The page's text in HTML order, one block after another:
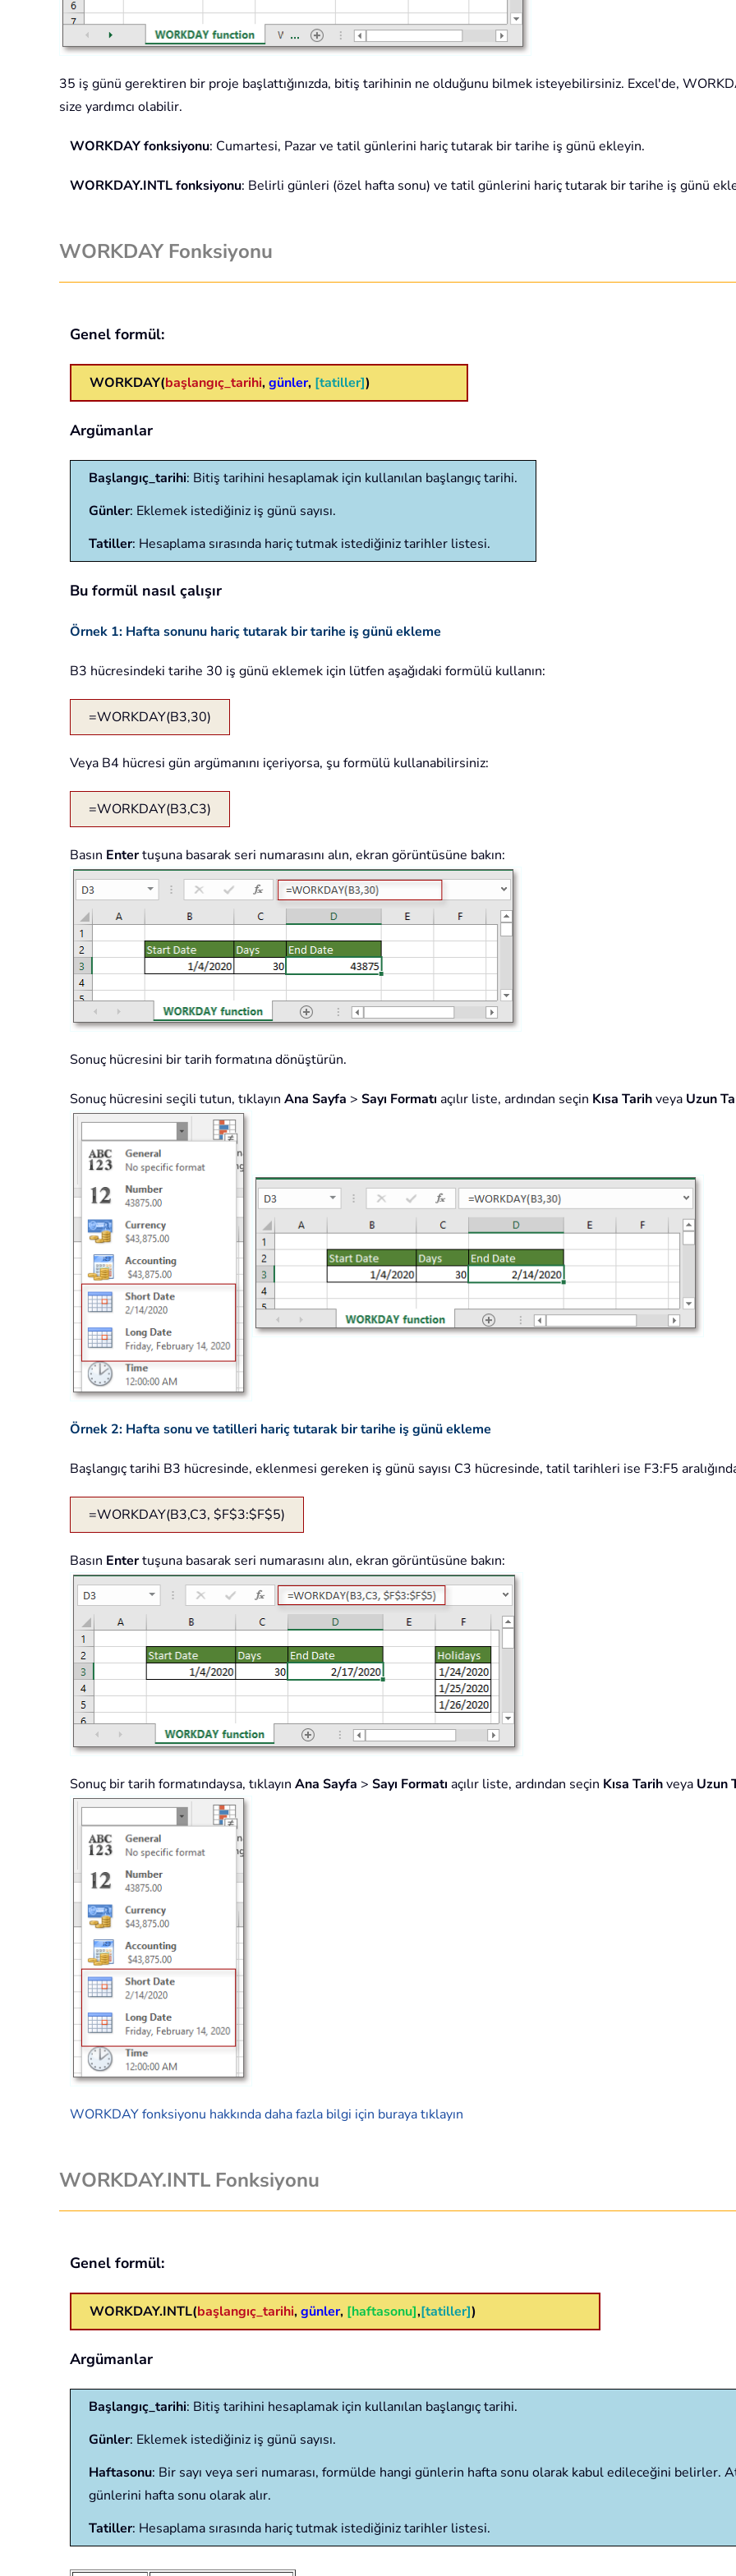
35 iş günü gerektiren bir proje başlattığınızda, bitiş tarihinin ne olduğunu bilmek isteyebilirsiniz. Excel'de,
size yardımcı olabilir.
WORKDAY fonksiyonu: Cumartesi, Pazar ve tatil günlerini hariç tutarak bir tarihe iş günü ekleyin.
WORKDAY.INTL fonksiyonu: Belirli günleri (özel hafta sonu) ve tatil günlerini hariç tutarak bir tarihe iş günü
WORKDAY Fonksiyonu
Genel formül:
WORKDAY(başlangıç_tarihi,günler, [tatiller])
Argümanlar
Başlangıç_tarihi: Bitiş tarihini hesaplamak için kullanılan başlangıç tarihi.
Günler: Eklemek istediğiniz iş günü sayısı.
Tatiller: Hesaplama sırasında hariç tutmak istediğiniz tarihler listesi.
Bu formül nasıl çalışır
Örnek 1: Hafta sonunu hariç tutarak bir tarihe iş günü ekleme
B3 hücresindeki tarihe 30 iş günü eklemek için lütfen aşağıdaki formülü kullanın:
=WORKDAY(B3,30)
Veya B4 hücresi gün argümanını içeriyorsa, şu formülü kullanabilirsiniz:
=WORKDAY(B3,C3)
Basın Entertuşuna basarak seri numarasını alın, ekran görüntüsüne bakın:
Sonuç hücresini bir tarih formatına dönüştürün.
Sonuç hücresini seçili tutun, tıklayın Ana Sayfa > Sayı Formatı açılır liste, ardından seçin Kısa Tarihveya Uzun
Örnek 2: Hafta sonu ve tatilleri hariç tutarak bir tarihe iş günü ekleme
Başlangıç tarihi B3 hücresinde, eklenmesi gereken iş günü sayısı C3 hücresinde, tatil tarihleri ise F3:F5
=WORKDAY(B3,C3, $F$3:$F$5)
Basın Entertuşuna basarak seri numarasını alın, ekran görüntüsüne bakın:
Sonuç bir tarih formatındaysa, tıklayın Ana Sayfa > Sayı Formatı açılır liste, ardından seçin Kısa Tarihveya Uzun
WORKDAY fonksiyonu hakkında daha fazla bilgi için buraya tıklayın
WORKDAY.INTL Fonksiyonu
Genel formül:
WORKDAY.INTL(başlangıç_tarihi,günler, [haftasonu],[tatiller])
Argümanlar
Başlangıç_tarihi: Bitiş tarihini hesaplamak için kullanılan başlangıç tarihi.
Günler: Eklemek istediğiniz iş günü sayısı.
Haftasonu: Bir sayı veya seri numarası, formülde hangi günlerin hafta sonu olarak kabul edileceğini belirler.
günlerini hafta sonu olarak alır.
Tatiller: Hesaplama sırasında hariç tutmak istediğiniz tarihler listesi.